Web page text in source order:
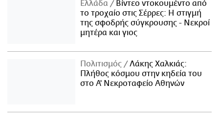
Ελλάδα
Βίντεο ντοκουμέντο από
το τροχαίο στις Σέρρες: Η στιγμή
της σφοδρής σύγκρουσης - Νεκροί
μητέρα και γιος
Πολιτισμός
Λάκης Χαλκιάς:
Πλήθος κόσμου στην κηδεία του
στο Α' Νεκροταφείο Αθηνών